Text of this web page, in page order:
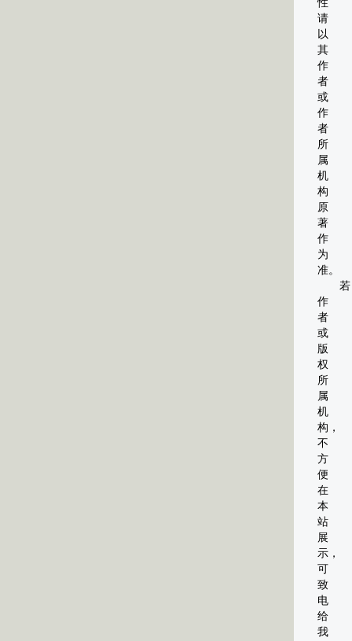
性
请
以
其
作
者
或
作
者
所
属
机
构
原
著
作
为
准。
若
作
者
或
版
权
所
属
机
构，
不
方
便
在
本
站
展
示，
可
致
电
给
我